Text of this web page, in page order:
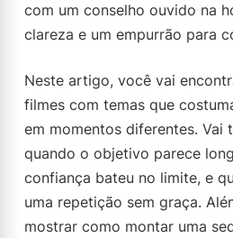
com um conselho ouvido na
clareza e um empurrão para
Neste artigo, você vai
filmes com temas que
em momentos diferentes. Vai
quando o objetivo parece
confiança bateu no limite, e
uma repetição sem graça.
mostrar como montar uma